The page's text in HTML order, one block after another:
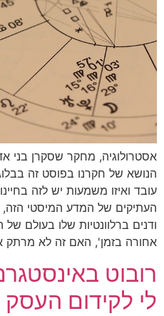
אסטרולוגיה, מחקר שסקרן בני
הנושא של חקרנו בפוסט זה
עובד ואיזו משמעות יש לזה
העתיקים של המדע המיסטי הזה,
אחורה בזמן', האם זה לא מרתק
רובוט
לי לקידום העסק